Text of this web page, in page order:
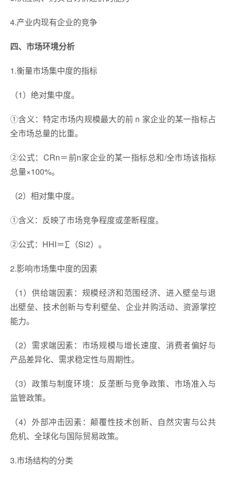
4.产业内现有企业的竞争
四、市场环境分析
1.衡量市场集中度的指标
（1）绝对集中度。
①含义：特定市场内规模最大的前 n 家企业的某一指标占
全市场总量的比重。
②公式：CRn＝前n家企业的某一指标总和/全市场该指标
总量×100%。
（2）相对集中度。
①含义：反映了市场竞争程度或垄断程度。
②公式：HHI＝∑（Si2）。
2.影响市场集中度的因素
（1）供给端因素：规模经济和范围经济、进入壁垒与退
出壁垒、技术创新与专利壁垒、企业并购活动、资源掌控
能力。
（2）需求端因素：市场规模与增长速度、消费者偏好与
产品差异化、需求稳定性与周期性。
（3）政策与制度环境：反垄断与竞争政策、市场准入与
监管政策。
（4）外部冲击因素：颠覆性技术创新、自然灾害与公共
危机、全球化与国际贸易政策。
3.市场结构的分类